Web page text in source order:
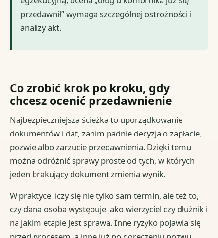
przedawnił” wymaga szczególnej ostrożności i
analizy akt.
Co zrobić krok po kroku, gdy
chcesz ocenić przedawnienie
Najbezpieczniejsza ścieżka to uporządkowanie
dokumentów i dat, zanim padnie decyzja o zapłacie,
pozwie albo zarzucie przedawnienia. Dzięki temu
można odróżnić sprawy proste od tych, w których
jeden brakujący dokument zmienia wynik.
W praktyce liczy się nie tylko sam termin, ale też to,
czy dana osoba występuje jako wierzyciel czy dłużnik i
na jakim etapie jest sprawa. Inne ryzyko pojawia się